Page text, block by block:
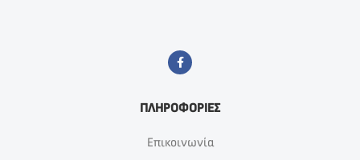
ΠΛΗΡΟΦΟΡΙΕΣ
Επικοινωνία